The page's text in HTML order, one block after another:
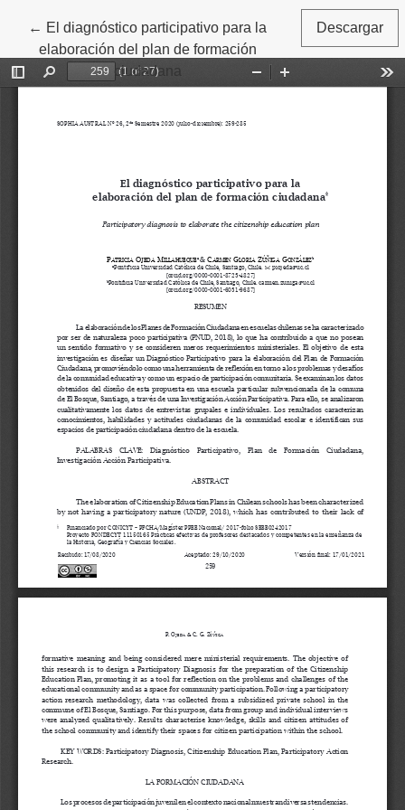
← Volver a los detalles del artículo
El diagnóstico participativo para la
elaboración del plan de formación
ciudadana
Descargar